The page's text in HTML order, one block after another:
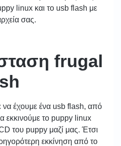
linux και το usb flash με
σας.
frugal
να έχουμε ένα usb flash, από
εκκινούμε το puppy linux
του puppy μαζί μας. Έτσι
εκκίνηση από το